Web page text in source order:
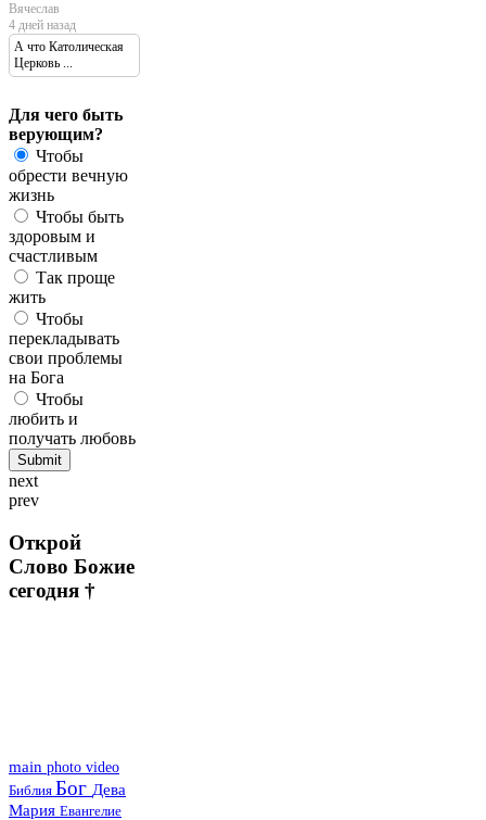
Вячеслав
4 дней назад
А что Католическая
Церковь ...
Для чего быть
верующим?
Чтобы
обрести вечную
жизнь
Чтобы быть
здоровым и
счастливым
Так проще
жить
Чтобы
перекладывать
свои проблемы
на Бога
Чтобы
любить и
получать любовь
next
prev
Открой
Слово Божие
сегодня †
main photo video
Библия Бог Дева
Мария Евангелие